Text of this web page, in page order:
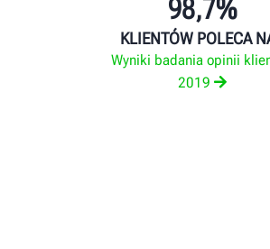
98,7%
KLIENTÓW POLECA
Wyniki badania opinii
2019